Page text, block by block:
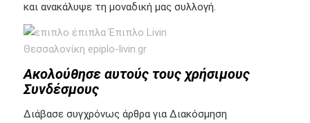
και ανακάλυψε τη μοναδική μας συλλογή.
Ακολούθησε αυτούς τους χρήσιμους
Συνδέσμους
Διάβασε συγχρόνως άρθρα για Διακόσμηση